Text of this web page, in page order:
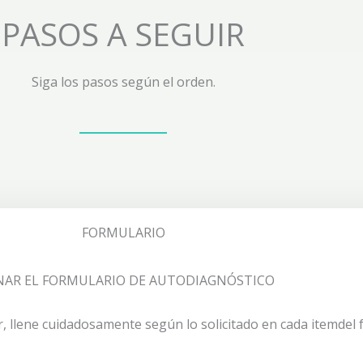
PASOS A SEGUIR
Siga los pasos según el orden.
FORMULARIO
EL FORMULARIO DE AUTODIAGNÓSTICO
llene cuidadosamente según lo solicitado en cada itemdel